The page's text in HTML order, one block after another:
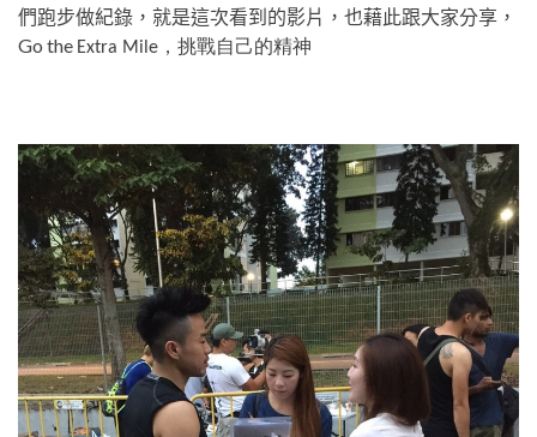
們跑步做紀錄，就是這次看到的影片，也藉此跟大家分享，
Go the Extra Mile，挑戰自己的精神